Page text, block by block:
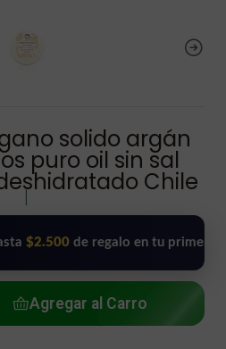
solido argán
puro oil sin sal
Chile
de regalo en tu primera compra!
Agregar al Carro